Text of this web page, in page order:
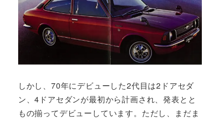
しかし、70年にデビューした2代目は2ドアセダ
ン、4ドアセダンが最初から計画され、発表とと
もの揃ってデビューしています。ただし、まだま